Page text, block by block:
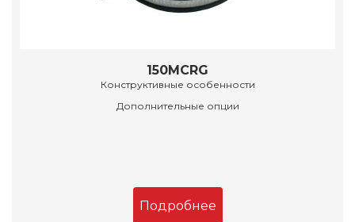
150MCRG
Конструктивные особенности
Дополнительные опции
Подробнее